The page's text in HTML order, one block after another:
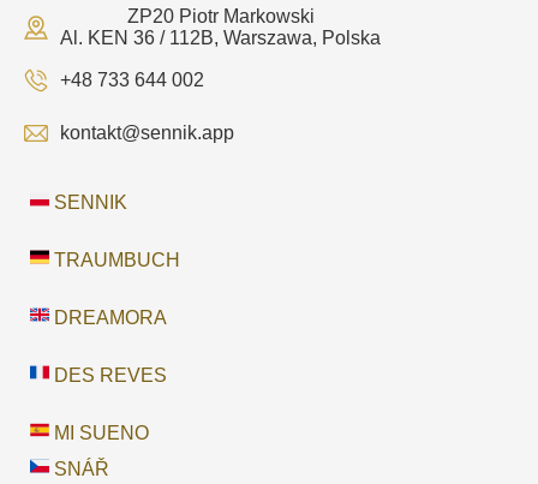
ZP20 Piotr Markowski
Al. KEN 36 / 112B, Warszawa, Polska
+48 733 644 002
kontakt@sennik.app
SENNIK
TRAUMBUCH
DREAMORA
DES REVES
MI SUENO
SNÁŘ